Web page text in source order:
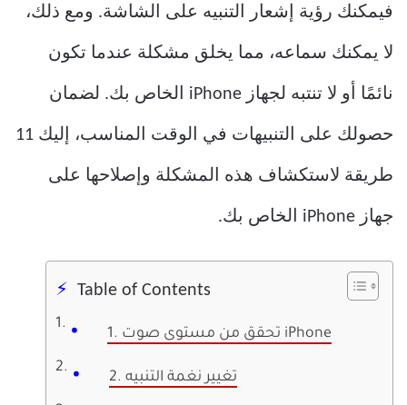
فيمكنك رؤية إشعار التنبيه على الشاشة. ومع ذلك،
لا يمكنك سماعه، مما يخلق مشكلة عندما تكون
نائمًا أو لا تنتبه لجهاز iPhone الخاص بك. لضمان
حصولك على التنبيهات في الوقت المناسب، إليك 11
طريقة لاستكشاف هذه المشكلة وإصلاحها على
جهاز iPhone الخاص بك.
Table of Contents
1. تحقق من مستوى صوت iPhone
2. تغيير نغمة التنبيه